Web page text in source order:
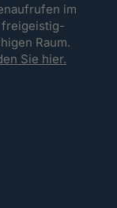
im
freigeistig-
Raum.
Sie hier.